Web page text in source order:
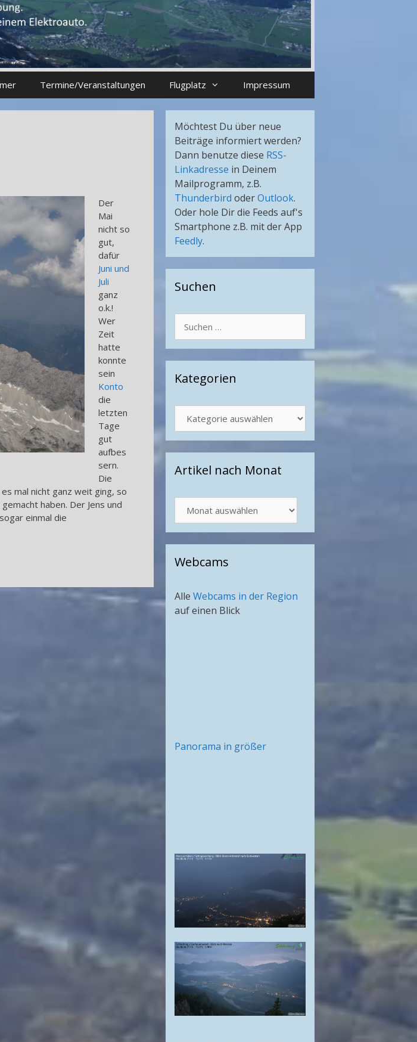
Termine/Veranstaltungen Flugplatz Impressum
Der
Mai
nicht so
gut,
dafür
Juni und
Juli
ganz
o.k.!
Wer
Zeit
hatte
konnte
sein
Konto
die
letzten
Tage
gut
aufbes
sern.
Die
es mal nicht ganz weit ging, so
haben. Der Jens und
einmal die
Möchtest Du über neue
Beiträge informiert werden?
Dann benutze diese RSS-
Linkadresse in Deinem
Mailprogramm, z.B.
Thunderbird oderOutlook.
Oder hole Dir die Feeds auf's
Smartphone z.B. mit der App
Feedly.
Suchen
nach:
Kategorien
Artikel nach Monat
nach
Monat
Webcams
Alle Webcams in der Region
auf einen Blick
Panorama in größer